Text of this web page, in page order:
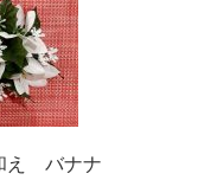
え バナナ